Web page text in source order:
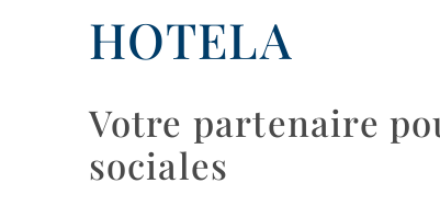
HOTELA
Votre partenaire
sociales